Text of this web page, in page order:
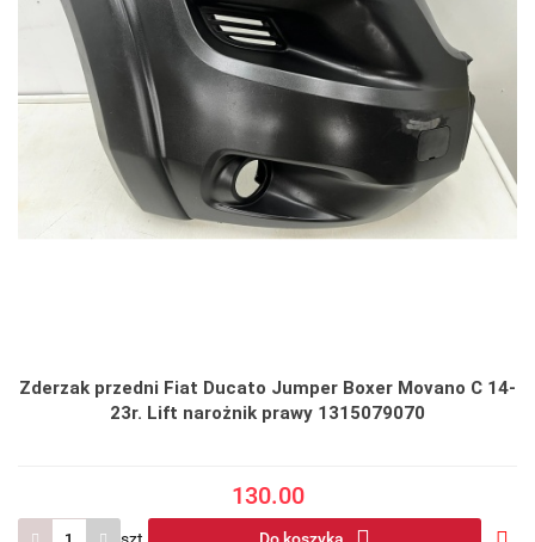
Zderzak przedni Fiat Ducato Jumper Boxer Movano C 14-
23r. Lift narożnik prawy 1315079070
130.00
szt. Do koszyka